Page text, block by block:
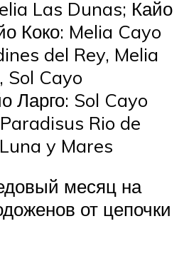
Las Dunas; Кайо
Коко: Melia Cayo
del Rey, Melia
Sol Cayo
Ларго: Sol Cayo
Rio de
y Mares
месяц на
от цепочки